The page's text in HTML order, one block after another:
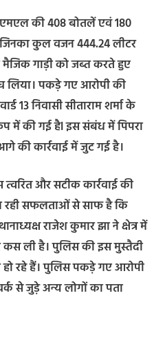
की 408 बोतलें एवं 180
कुल वजन 444.24 लीटर
गाड़ी को जब्त करते हुए
लिया। पकड़े गए आरोपी की
13 निवासी सीताराम शर्मा के
में की गई हैl इस संबंध में पिपरा
की कार्रवाई में जुट गई है।
और सटीक कार्रवाई की
रही सफलताओं से साफ है कि
राजेश कुमार झा ने क्षेत्र में
ली है। पुलिस की इस मुस्तैदी
रहे हैं। पुलिस पकड़े गए आरोपी
से जुड़े अन्य लोगों का पता